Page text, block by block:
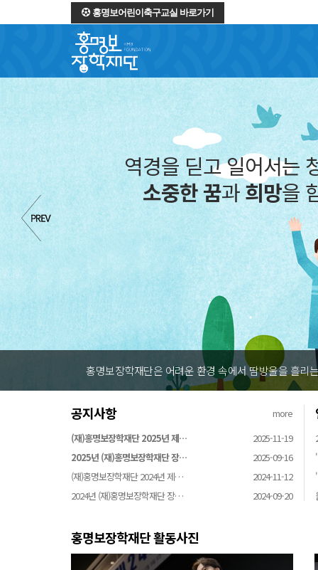
홍명보어린이축구교실 바로가기
역경을 딛고 일어서는
소중한 꿈과희망을
홍명보장학재단은 어려운 환경 속에서 땀방울을 흘리
공지사항
more
(재)홍명보장학재단 2025년 제…
2025-11-19
2025년 (재)홍명보장학재단 장…
2025-09-16
(재)홍명보장학재단 2024년 제…
2024-11-12
2024년 (재)홍명보장학재단 장…
2024-09-20
홍명보장학재단 활동사진